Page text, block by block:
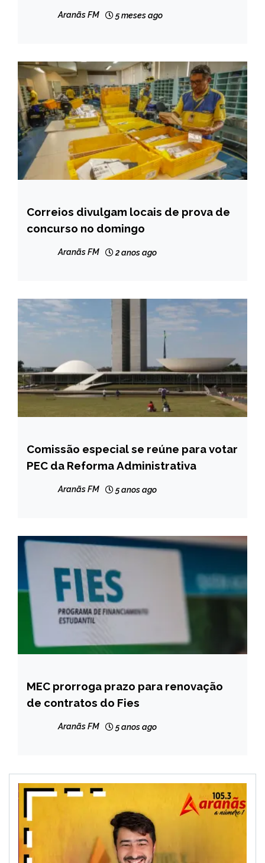
NOTÍCIAS
Aranãs FM 5 meses ago
BRASIL
NOTÍCIAS
Correios divulgam locais de prova de
concurso no domingo
Aranãs FM 2 anos ago
BRASIL
NOTÍCIAS
Comissão especial se reúne para votar
PEC da Reforma Administrativa
Aranãs FM 5 anos ago
BRASIL
NOTÍCIAS
MEC prorroga prazo para renovação
de contratos do Fies
Aranãs FM 5 anos ago